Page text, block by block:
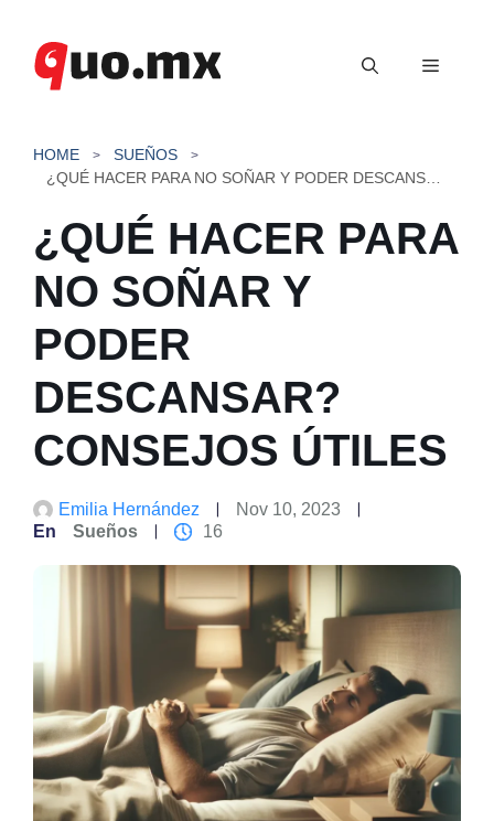
contenido
Menú
HOME
SUEÑOS
¿QUÉ HACER PARA
NO SOÑAR Y
PODER
DESCANSAR?
CONSEJOS ÚTILES
Emilia Hernández
Nov 10, 2023
En
Sueños 16